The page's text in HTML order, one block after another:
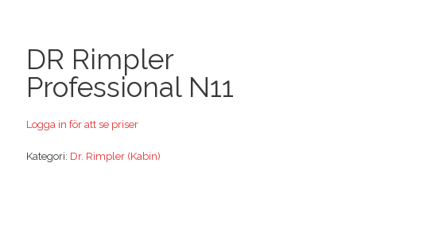
DR Rimpler
Professional N11
Logga in för att se priser
Kategori: Dr. Rimpler (Kabin)